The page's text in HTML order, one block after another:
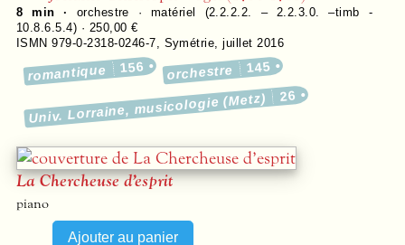
8 min · orchestre · matériel (2.2.2.2. – 2.2.3.0. –timb -
10.8.6.5.4) · 250,00 €
ISMN 979-0-2318-0246-7, Symétrie,juillet 2016
romantique 156 orchestre 145
Univ. Lorraine, musicologie (Metz) 26
La Chercheuse d’esprit
piano